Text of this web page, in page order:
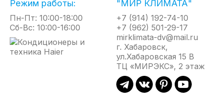
эффективный. Работа на охлаждение до -15
градусов, а на обогрев - до -22 градусов без каких-
либо дополнительных доработок. Модуль Wi-Fi,
интегрированный в комплектный проводной
пульт, позволяет удалённо управлять базовыми
функциями внутреннего блока через приложение
Все канальные блоки поставляются в комплекте с
противопылевыми фильтрами высокой плотности
Режим работы:
Пн-Пт: 10:00-18:00
Сб-Вс: 10:00-16:00
"МИР КЛИМАТА"
+7 (914) 192-74-10
+7 (962) 501-29-17
mirklimata-dv@mail.ru
г. Хабаровск,
ул.Хабаровская 15 В
ТЦ «МИРЭКС», 2 этаж